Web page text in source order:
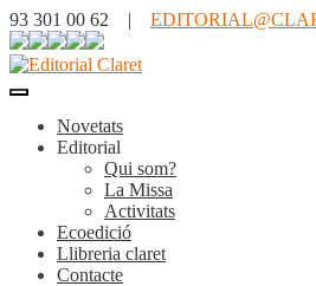
93 301 00 62 |
Novetats
Editorial
Qui som?
La Missa
Activitats
Ecoedició
Llibreria claret
Contacte